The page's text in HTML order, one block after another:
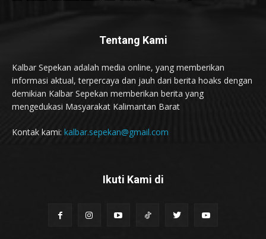
Tentang Kami
Kalbar Sepekan adalah media online, yang memberikan
informasi aktual, terpercaya dan jauh dari berita hoaks dengan
demikian Kalbar Sepekan memberikan berita yang
mengedukasi Masyarakat Kalimantan Barat
Kontak kami: kalbar.sepekan@gmail.com
Ikuti Kami di